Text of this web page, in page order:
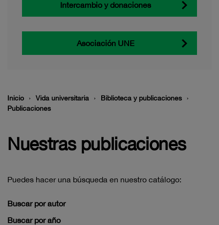
Intercambio y donaciones
Asociación UNE
Inicio Vida universitaria
Biblioteca y publicaciones
Publicaciones
Nuestras publicaciones
Puedes hacer una búsqueda en nuestro catálogo:
Buscar por autor
Buscar por año